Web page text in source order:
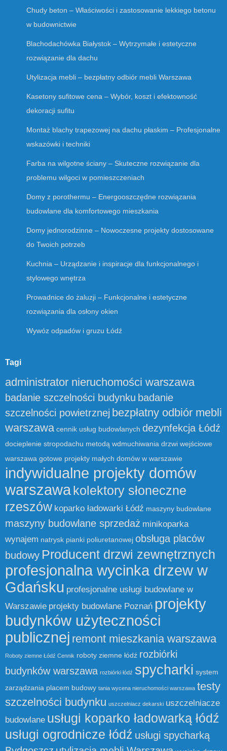
Chudy beton – Właściwości i zastosowanie lekkiego betonu
w budownictwie
Blachodachówka Białystok – Wytrzymałe i estetyczne
rozwiązanie dla dachu
Utylizacja mebli – bezpłatny odbiór mebli Warszawa
Kasetony sufitowe cena – Wybór, koszt i efektowność
dekoracji sufitu
Montaż blachy trapezowej na dachu płaskim – Profesjonalne
wskazówki i techniki
Farba na wilgotne ściany – Skuteczne rozwiązanie dla
problemu wilgoci w pomieszczeniach
Domy z porothermu – Energooszczędne rozwiązania
budowlane dla komfortowego mieszkania
Domy jednorodzinne – Nowoczesne projekty dostosowane
do Twoich potrzeb
Kuchnia – Urządzanie i inspiracje dla funkcjonalnego i
stylowego wnętrza
Prowadnice do żaluzji – Funkcjonalne i estetyczne
rozwiązania dla osłony okien
Wywóz odpadów i gruzu Łódź
Tagi
administrator nieruchomości warszawa
badanie szczelności budynku badanie
szczelności powietrznej bezpłatny odbiór mebli
warszawa cennik usług budowlanych dezynfekcja Łódź
docieplenie stropodachu metodą wdmuchiwania drzwi wejściowe
warszawa gotowe projekty małych domów w warszawie
indywidualne projekty domów
warszawakolektory słoneczne
rzeszów koparko ładowarki Łódź maszyny budowlane
maszyny budowlane sprzedaż minikoparka
wynajem natrysk pianki poliuretanowej obsługa placów
budowy Producent drzwi zewnętrznych
profesjonalna wycinka drzew w
Gdańsku profesjonalne usługi budowlane w
Warszawie projekty budowlane Poznań projekty
budynków użyteczności
publicznej remont mieszkania warszawa
Roboty ziemne Łódź Cennik roboty ziemne łódź rozbiórki
budynków warszawa rozbiórki łódź spycharki system
zarządzania placem budowy tania wycena nieruchomości warszawa testy
szczelności budynku uszczelniacz dekarski uszczelniacze
budowlane usługi koparko ładowarką łódź
usługi ogrodnicze łódź usługi spycharką